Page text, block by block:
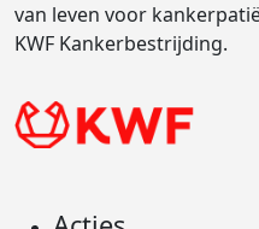
van leven voor
KWF Kankerbestrijding.